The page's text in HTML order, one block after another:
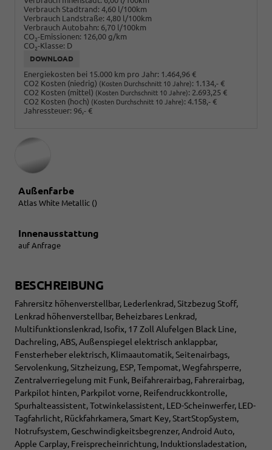
Verbrauch Stadtrand: 4,60 l/100km
Verbrauch Landstraße: 4,80 l/100km
Verbrauch Autobahn: 6,70 l/100km
CO2-Emissionen: 126,00 g/km
CO2-Klasse: D
DOWNLOAD
Energiekosten bei 15.000 km pro Jahr: 1.464,96 €
CO2 Kosten (niedrig) (Kosten Durchschnitt 10 Jahre): 1.134,- €
CO2 Kosten (mittel) (Kosten Durchschnitt 10 Jahre): 2.693,25 €
CO2 Kosten (hoch) (Kosten Durchschnitt 10 Jahre): 4.158,- €
Jahressteuer: 96,- €
Außenfarbe
Atlas White Metallic ()
Innenausstattung
auf Anfrage
BESCHREIBUNG
Fahrersitz höhenverstellbar, Lederlenkrad, Sitzbezug Stoff,
Lenkrad höhenverstellbar, Beheizbares Lenkrad,
Multifunktionslenkrad, Isofix, 17 Zoll Alufelgen Black Line,
Dachreling, ABS, Außenspiegel elektrisch anklappbar,
Fensterheber elektrisch, Klimaautomatik, Seitenairbags,
Servolenkung, Sitzheizung, ESP, Tempomat, Wegfahrsperre,
Zentralverriegelung mit Funk, Beifahrerairbag, Fahrerairbag,
Parkpilot hinten, Parkpilot vorne, Reifendruckkontrolle,
Spurhalteassistent, Totwinkelassistent, LED-Scheinwerfer, LED-
Tagfahrlicht, Rückfahrkamera, Smart Key, StartStopSystem,
Notrufsystem, Geschwindigkeitsbegrenzer, Android Auto,
Apple Carplay, Freisprecheinrichtung, Induktionsladestation,